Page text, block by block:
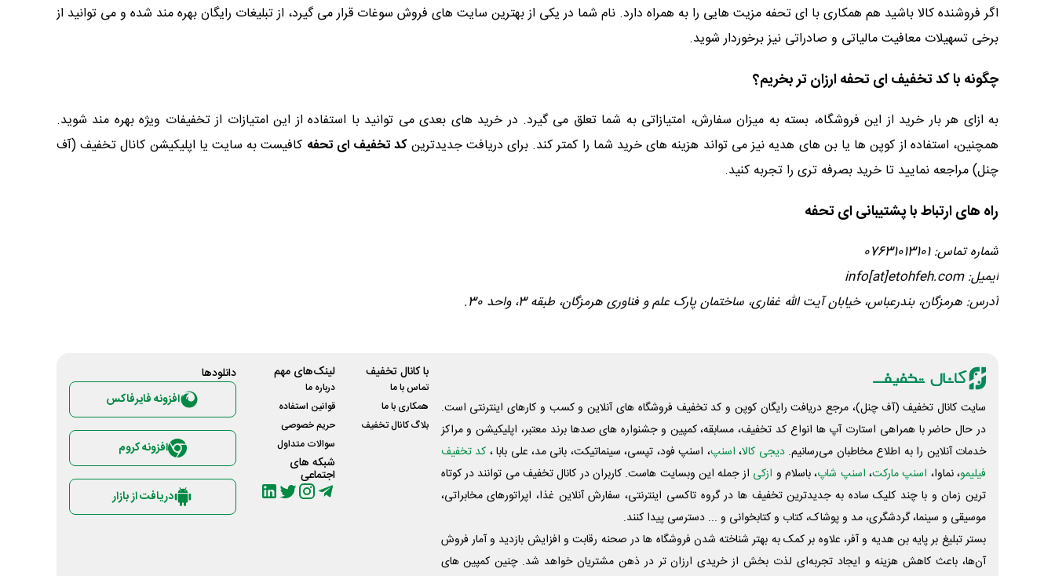
اگر فروشنده کالا باشید هم همکاری با ای تحفه مزیت هایی را به همراه دارد. نام شما در یکی از بهترین سایت های فروش سوغات قرار می گیرد، از تبلیغات رایگان بهره مند شده و می توانید از
برخی تسهیلات معافیت مالیاتی و صادراتی نیز برخوردار شوید.
چگونه با کد تخفیف ای تحفه ارزان تر بخریم؟
به ازای هر بار خرید از این فروشگاه، بسته به میزان سفارش، امتیازاتی به شما تعلق می گیرد. در خرید های بعدی می توانید با استفاده از این امتیازات از تخفیفات ویژه بهره مند شوید.
همچنین، استفاده از کوپن ها یا بن های هدیه نیز می تواند هزینه های خرید شما را کمتر کند. برای دریافت جدیدترینکد تخفیف ای تحفه کافیست به سایت یا اپلیکیشن کانال تخفیف (آف
چنل) مراجعه نمایید تا خرید بصرفه تری را تجربه کنید.
راه های ارتباط با پشتیبانی ای تحفه
شماره تماس: 07631013101
ایمیل: info[at]etohfeh.com
آدرس: هرمزگان، بندرعباس، خیابان آیت الله غفاری، ساختمان پارک علم و فناوری هرمزگان، طبقه 3، واحد 30.
سایت کانال تخفیف (آف چنل)، مرجع دریافت رایگان کوپن و کد تخفیف فروشگاه های آنلاین و کسب و‌ کارهای اینترنتی است.
در حال حاضر با همراهی استارت آپ ها انواع کد تخفیف، مسابقه، کمپین و جشنواره های صدها برند معتبر، اپلیکیشن و مراکز
خدمات آنلاین را به اطلاع مخاطبان می‌رسانیم. دیجی کالا، اسنپ، اسنپ فود، تپسی، سینماتیکت، بانی مد، علی‌ بابا ، کد تخفیف
فیلیمو، نماوا، اسنپ مارکت، اسنپ شاپ، باسلام و ازکی از جمله این وبسایت ‌هاست. کاربران در کانال تخفیف می توانند در کوتاه
ترین زمان و با چند کلیک ساده به جدیدترین تخفیف ها در گروه تاکسی اینترنتی، سفارش آنلاین غذا، اپراتورهای مخابراتی،
موسیقی و سینما، گردشگری، مد و پوشاک، کتاب و کتابخوانی و ... دسترسی پیدا کنند.
بستر تبلیغ بر پایه بن هدیه و آفر، علاوه بر کمک به بهتر شناخته شدن فروشگاه ها در صحنه رقابت و افزایش بازدید و آمار فروش
آن‌ها، باعث کاهش هزینه و ایجاد تجربه‌ای لذت بخش از خریدی ارزان تر در ذهن مشتریان خواهد شد. چنین کمپین های
با کانال تخفیف
تماس با ما
همکاری با ما
بلاگ کانال تخفیف
لینک‌های مهم
درباره ما
قوانین استفاده
حریم خصوصی
سوالات متداول
شبکه های
اجتماعی
دانلود‌ها
افزونه فایرفاکس
افزونه کروم
دریافت از بازار